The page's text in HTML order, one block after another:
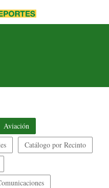
Aviación
Catálogo por Recinto